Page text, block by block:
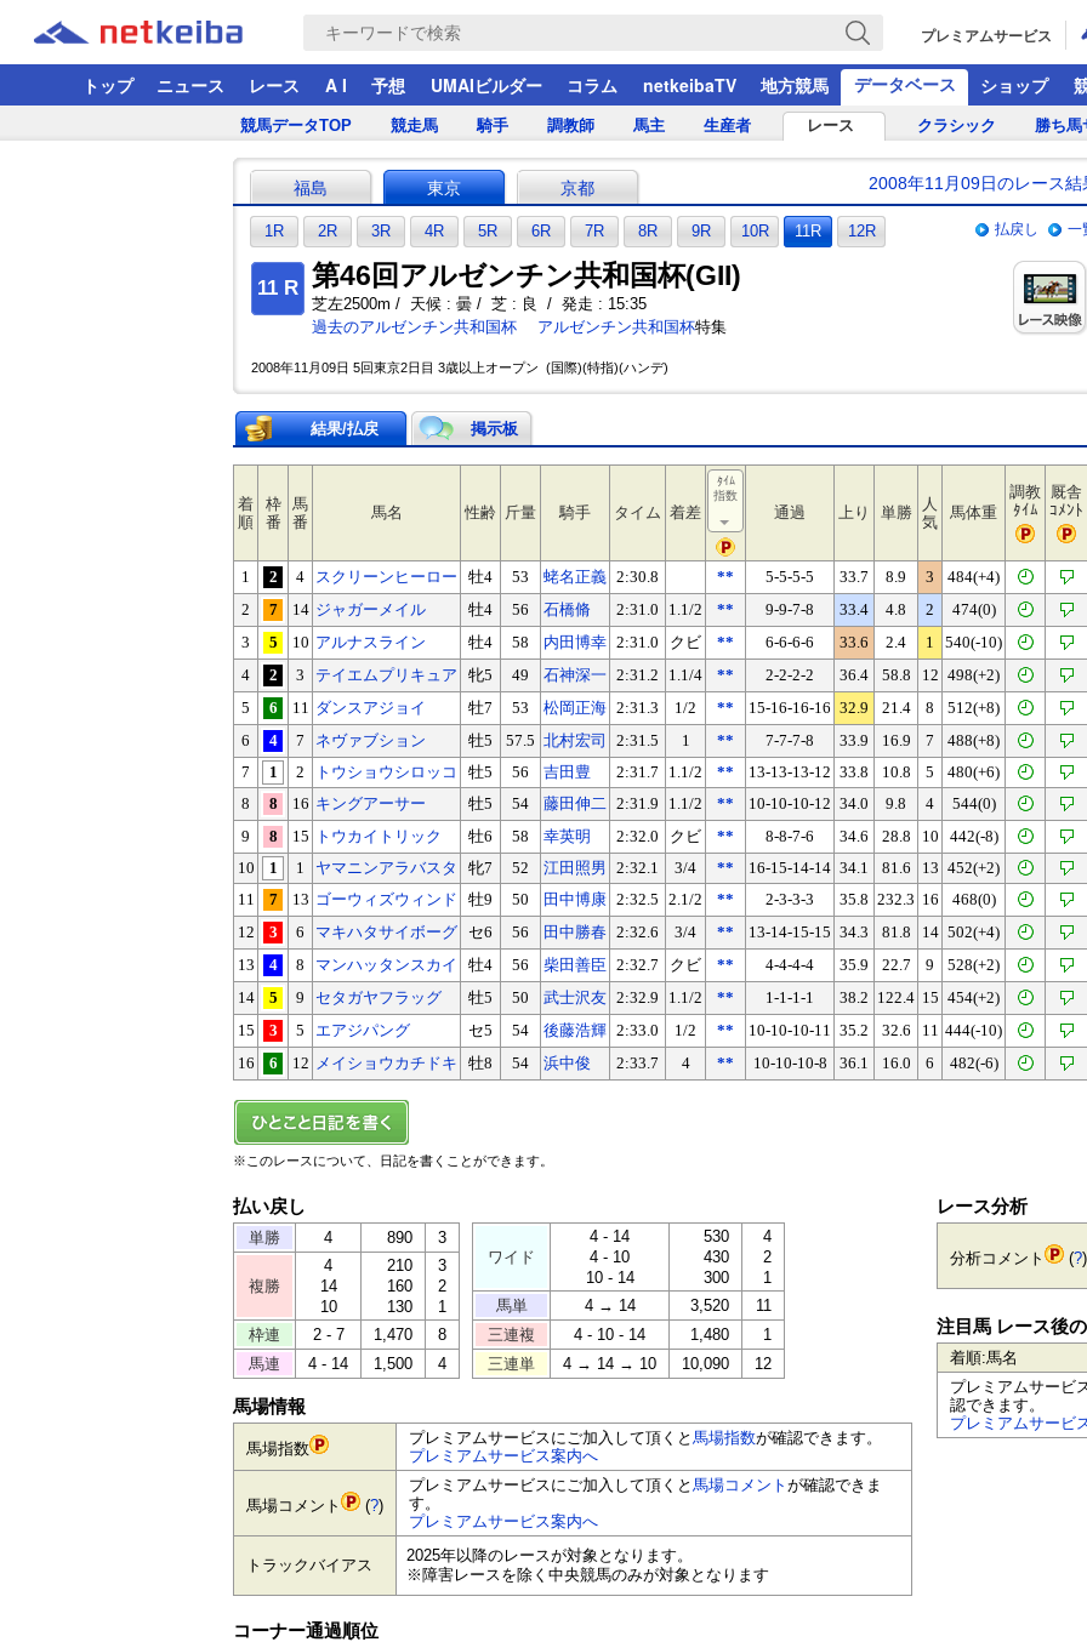
プレミアムサービス
トップ ニュース レース A I 予想 UMAIビルダー コラム netkeibaTV 地方競馬 データベース ショップ
競馬データTOP 競走馬 騎手 調教師 馬主 生産者 レース クラシック 勝ち馬
福島 東京 京都 2008年11月09日のレース結
1R 2R 3R 4R 5R 6R 7R 8R 9R 10R 11R 12R 一
払戻し
11 R 第46回アルゼンチン共和国杯(GII)
芝左2500m / 天候 : 曇 / 芝 : 良 / 発走 : 15:35
過去のアルゼンチン共和国杯
アルゼンチン共和国杯特集
2008年11月09日 5回東京2日目 3歳以上オープン (国際)(特指)(ハンデ)
結果/払戻 掲示板
着
順
枠
番
馬
番
馬名 性齢 斤量 騎手 タイム 着差
ﾀｲﾑ
指数
通過 上り 単勝
人
気
馬体重
調教
ﾀｲﾑ
厩舎
ｺﾒﾝﾄ
1 2 4 スクリーンヒーロー 牡4 53 蛯名正義 2:30.8 ** 5-5-5-5 33.7 8.9 3
484(+4)
2
7 14 ジャガーメイル 牡4 56 石橋脩 2:31.0 1.1/2 ** 9-9-7-8 33.4 4.8 2
474(0)
3
5 10 アルナスライン 牡4 58 内田博幸 2:31.0 クビ ** 6-6-6-6 33.6 2.4 1
540(-10)
4
2 3 テイエムプリキュア 牝5 49 石神深一 2:31.2 1.1/4 ** 2-2-2-2 36.4 58.8 12 498(+2)
5
6 11 ダンスアジョイ 牡7 53 松岡正海 2:31.3 1/2 ** 15-16-16-16 32.9 21.4 8
512(+8)
6
4 7 ネヴァブション 牡5 57.5 北村宏司 2:31.5 1 ** 7-7-7-8 33.9 16.9 7
488(+8)
7
1 2 トウショウシロッコ 牡5 56 吉田豊 2:31.7 1.1/2 ** 13-13-13-12 33.8 10.8 5
480(+6)
8
8 16 キングアーサー 牡5 54 藤田伸二 2:31.9 1.1/2 ** 10-10-10-12 34.0 9.8 4
544(0)
9
8 15 トウカイトリック 牡6 58 幸英明 2:32.0 クビ ** 8-8-7-6 34.6 28.8 10
442(-8)
10
1 1 ヤマニンアラバスタ 牝7 52 江田照男 2:32.1 3/4 ** 16-15-14-14 34.1 81.6 13 452(+2)
11
7 13 ゴーウィズウィンド 牡9 50 田中博康 2:32.5 2.1/2 ** 2-3-3-3 35.8 232.3 16
468(0)
12
3 6 マキハタサイボーグ セ6 56 田中勝春 2:32.6 3/4 ** 13-14-15-15 34.3 81.8 14 502(+4)
13
4 8 マンハッタンスカイ 牡4 56 柴田善臣 2:32.7 クビ ** 4-4-4-4 35.9 22.7 9
528(+2)
14
5 9 セタガヤフラッグ 牡5 50 武士沢友 2:32.9 1.1/2 ** 1-1-1-1 38.2 122.4 15 454(+2)
15
3 5 エアジパング セ5 54 後藤浩輝 2:33.0 1/2 ** 10-10-10-11 35.2 32.6 11 444(-10)
16
6 12 メイショウカチドキ 牡8 54 浜中俊 2:33.7 4 ** 10-10-10-8 36.1 16.0 6 482(-6)
※このレースについて、日記を書くことができます。
払い戻し
単勝 4 890 3
複勝
4
14
10
210
160
130
3
2
1
枠連
2 - 7 1,470
8
馬連
4 - 14 1,500 4
ワイド
4 - 14
4 - 10
10 - 14
530
430
300
4
2
1
馬単
4 → 14 3,520
11
三連複
4 - 10 - 14 1,480
1
三連単
4 → 14 → 10 10,090 12
馬場情報
馬場指数
プレミアムサービスにご加入して頂くと 馬場指数が確認できます。
プレミアムサービス案内へ
馬場コメント (?)
プレミアムサービスにご加入して頂くと 馬場コメント が確認できま
す。
プレミアムサービス案内へ
トラックバイアス
2025年以降のレースが対象となります。
※障害レースを除く中央競馬のみが対象となります
コーナー通過順位
レース分析
分析コメント (?)
注目馬 レース後
着順:馬名
プレミアムサービ
認できます。
プレミアムサービ